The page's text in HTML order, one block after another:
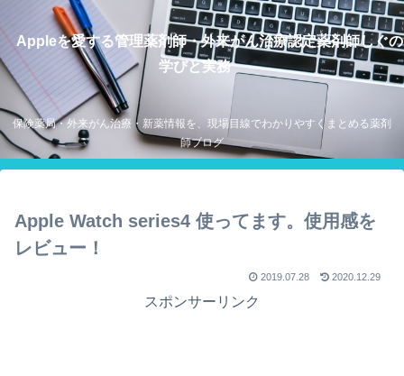
Appleを愛する管理薬剤師・外来がん治療認定薬剤師しぐの
学びと実務
保険薬局・外来がん治療・新薬情報を、現場目線でわかりやすくまとめる薬剤
師ブログ
Apple Watch series4 使ってます。使用感を
レビュー！
2019.07.28 2020.12.29
スポンサーリンク